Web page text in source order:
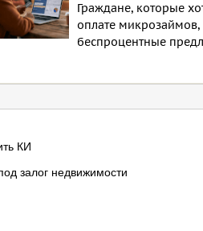
Граждане, которые
оплате
беспроцентные
КИ
залог недвижимости